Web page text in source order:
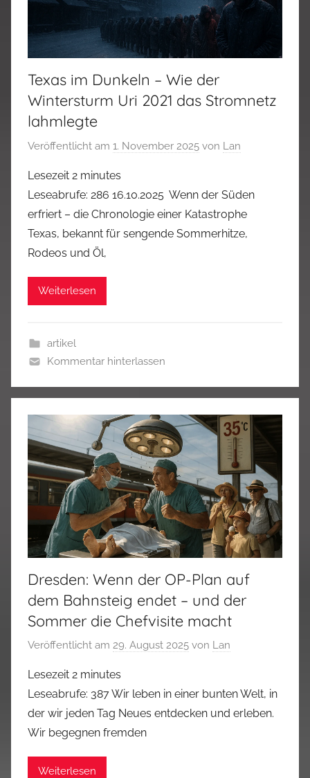
Texas im Dunkeln – Wie der
Wintersturm Uri 2021 das Stromnetz
lahmlegte
Veröffentlicht am 1. November 2025 von Lan
Lesezeit 2 minutes
Leseabrufe: 286 16.10.2025 Wenn der Süden
erfriert – die Chronologie einer Katastrophe
Texas, bekannt für sengende Sommerhitze,
Rodeos und Öl,
Weiterlesen
artikel
Kommentar hinterlassen
Dresden: Wenn der OP-Plan auf
dem Bahnsteig endet – und der
Sommer die Chefvisite macht
Veröffentlicht am 29. August 2025 von Lan
Lesezeit 2 minutes
Leseabrufe: 387 Wir leben in einer bunten Welt, in
der wir jeden Tag Neues entdecken und erleben.
Wir begegnen fremden
Weiterlesen